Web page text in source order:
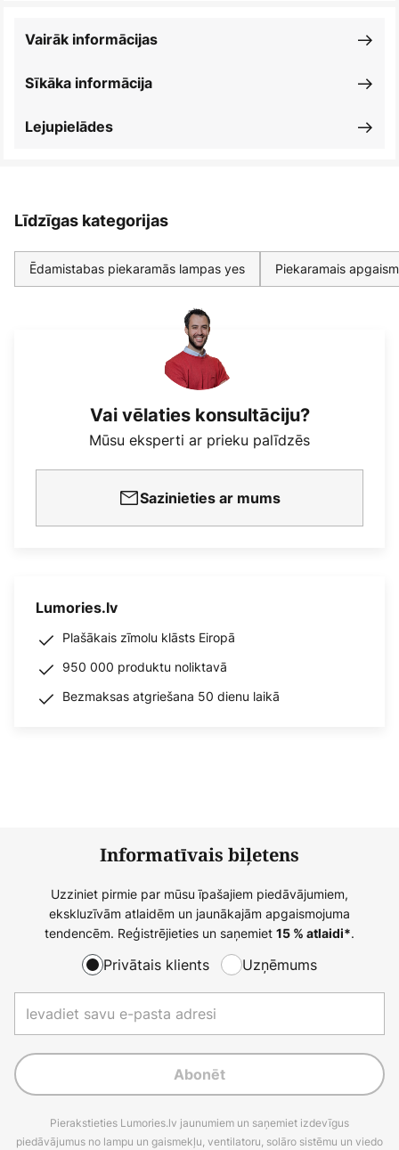
Sīkāka informācija
Vairāk informācijas
Lejupielādes
Līdzīgas kategorijas
Ēdamistabas piekaramās lampas yes Piekaramais
Vai vēlaties konsultāciju?
Mūsu eksperti ar prieku palīdzēs
Sazinieties ar mums
Lumories.lv
Plašākais zīmolu klāsts Eiropā
950 000 produktu noliktavā
Bezmaksas atgriešana 50 dienu laikā
Informatīvais biļetens
Uzziniet pirmie par mūsu īpašajiem piedāvājumiem,
ekskluzīvām atlaidēm un jaunākajām apgaismojuma
tendencēm. Reģistrējieties un saņemiet 15 % atlaidi*.
Privātais klients Uzņēmums
Abonēt
Pierakstieties Lumories.lv jaunumiem un saņemiet izdevīgus
piedāvājumus no lampu un gaismekļu, ventilatoru, solāro sistēmu un viedo